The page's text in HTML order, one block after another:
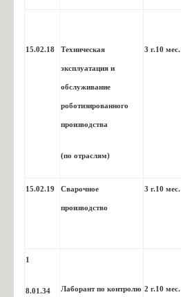
15.02.18 Техническая
эксплуатация и
обслуживание
роботизированного
производства
(по отраслям)
3 г.10 мес.
15.02.19 Сварочное
производство
3 г.10 мес.
1
8.01.34 Лаборант по контролю 2 г.10 мес.
Техническая эксплуатация
54.01.20 Графический дизайнер